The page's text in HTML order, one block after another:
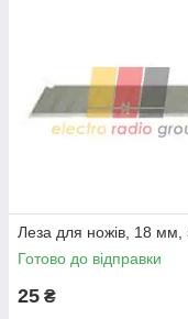
Леза для ножів, 18 мм,
Готово до відправки
25 ₴